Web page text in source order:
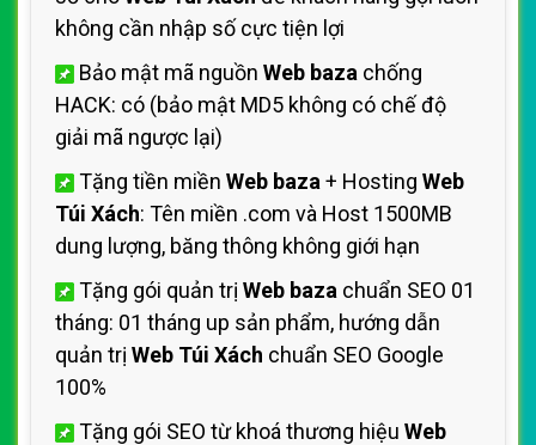
không cần nhập số cực tiện lợi
Bảo mật mã nguồn Web baza chống
HACK: có (bảo mật MD5 không có chế độ
giải mã ngược lại)
Tặng tiền miền Web baza + Hosting Web
Túi Xách: Tên miền .com và Host 1500MB
dung lượng, băng thông không giới hạn
Tặng gói quản trị Web baza chuẩn SEO 01
tháng: 01 tháng up sản phẩm, hướng dẫn
quản trị Web Túi Xách chuẩn SEO Google
100%
Tặng gói SEO từ khoá thương hiệu Web